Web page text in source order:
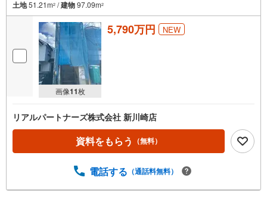
土地51.21m2 /建物97.09m2
画像11枚
5,790万円 NEW
リアルパートナーズ株式会社 新川崎店
資料をもらう （無料）
電話する （通話料無料）